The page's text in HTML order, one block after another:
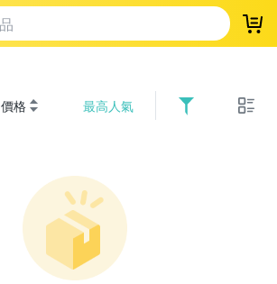
登
價格 最高人氣